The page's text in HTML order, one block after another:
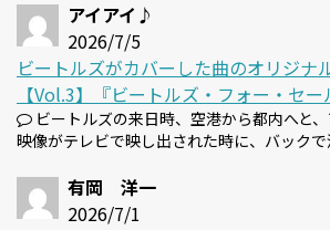
アイアイ♪
2026/7/5
ビートルズがカバーした曲のオリジナ
【Vol.3】『ビートルズ・フォー・セー
ビートルズの来日時、空港から都内へと
映像がテレビで映し出された時に、バックで
有岡 洋一
2026/7/1